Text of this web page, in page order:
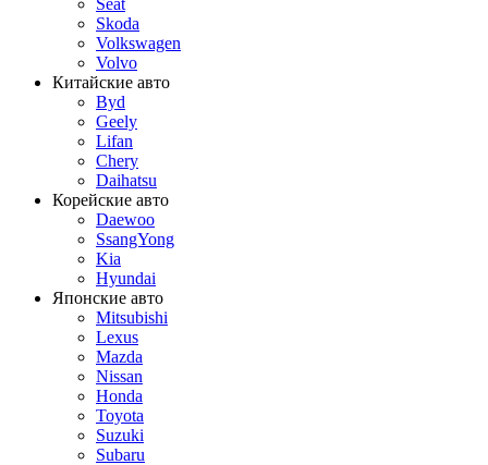
Seat
Skoda
Volkswagen
Volvo
Китайские авто
Byd
Geely
Lifan
Chery
Daihatsu
Корейские авто
Daewoo
SsangYong
Kia
Hyundai
Японские авто
Mitsubishi
Lexus
Mazda
Nissan
Honda
Toyota
Suzuki
Subaru